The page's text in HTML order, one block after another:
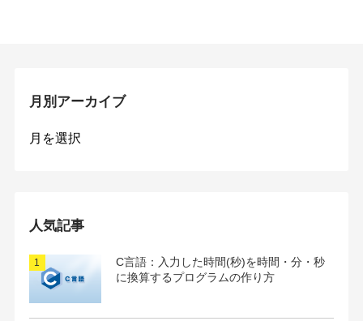
月別アーカイブ
月
イ
人気記事
C言語：入力した時間(秒)を時間・分・秒
に換算するプログラムの作り方